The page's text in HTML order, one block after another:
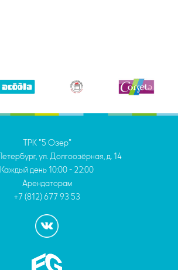
Каждый день 10:00 - 22:00
Арендаторам
+7 (812) 677 93 53
ТРК "5 Озер"
ул. Долгоозёрная, д. 14